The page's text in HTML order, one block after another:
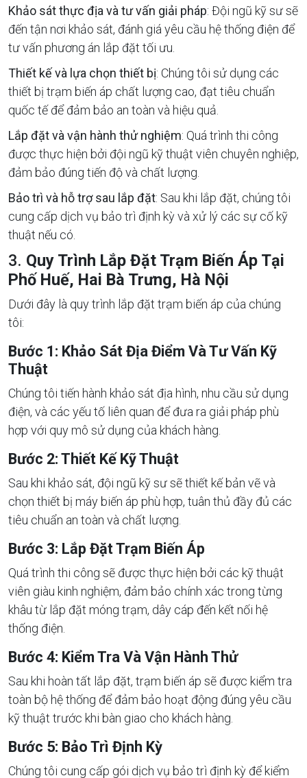
Khảo sát thực địa và tư vấn giải pháp: Đội ngũ kỹ sư sẽ
đến tận nơi khảo sát, đánh giá yêu cầu hệ thống điện để
tư vấn phương án lắp đặt tối ưu.
Thiết kế và lựa chọn thiết bị: Chúng tôi sử dụng các
thiết bị trạm biến áp chất lượng cao, đạt tiêu chuẩn
quốc tế để đảm bảo an toàn và hiệu quả.
Lắp đặt và vận hành thử nghiệm: Quá trình thi công
được thực hiện bởi đội ngũ kỹ thuật viên chuyên nghiệp,
đảm bảo đúng tiến độ và chất lượng.
Bảo trì và hỗ trợ sau lắp đặt: Sau khi lắp đặt, chúng tôi
cung cấp dịch vụ bảo trì định kỳ và xử lý các sự cố kỹ
thuật nếu có.
3. Quy Trình Lắp Đặt Trạm Biến Áp Tại
Phố Huế, Hai Bà Trưng, Hà Nội
Dưới đây là quy trình lắp đặt trạm biến áp của chúng
tôi:
Bước 1: Khảo Sát Địa Điểm Và Tư Vấn Kỹ
Thuật
Chúng tôi tiến hành khảo sát địa hình, nhu cầu sử dụng
điện, và các yếu tố liên quan để đưa ra giải pháp phù
hợp với quy mô sử dụng của khách hàng.
Bước 2: Thiết Kế Kỹ Thuật
Sau khi khảo sát, đội ngũ kỹ sư sẽ thiết kế bản vẽ và
chọn thiết bị máy biến áp phù hợp, tuân thủ đầy đủ các
tiêu chuẩn an toàn và chất lượng.
Bước 3: Lắp Đặt Trạm Biến Áp
Quá trình thi công sẽ được thực hiện bởi các kỹ thuật
viên giàu kinh nghiệm, đảm bảo chính xác trong từng
khâu từ lắp đặt móng trạm, dây cáp đến kết nối hệ
thống điện.
Bước 4: Kiểm Tra Và Vận Hành Thử
Sau khi hoàn tất lắp đặt, trạm biến áp sẽ được kiểm tra
toàn bộ hệ thống để đảm bảo hoạt động đúng yêu cầu
kỹ thuật trước khi bàn giao cho khách hàng.
Bước 5: Bảo Trì Định Kỳ
Chúng tôi cung cấp gói dịch vụ bảo trì định kỳ để kiểm